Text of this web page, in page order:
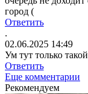
город (
Ответить
.
02.06.2025 14:49
Ум тут только
Ответить
Еще комментарии
Рекомендуем